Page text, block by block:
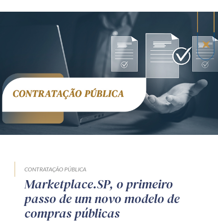
CONTRATAÇÃO PÚBLICA
Marketplace.SP, o primeiro
passo de um novo modelo de
compras públicas